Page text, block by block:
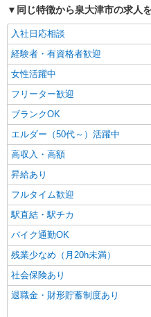
時給1550
派遣社員
株式会社kotrio /●OS-H2-2012153
泉大津駅｜
料住宅の介
時給
通費全支給(
泉大津市
キープ
同じ特徴から泉大津市の求人
入社日応相談
経験者・有資格者歓迎
女性活躍中
フリーター歓迎
ブランクOK
エルダー（50代～）活躍中
高収入・高額
昇給あり
フルタイム歓迎
駅直結・駅チカ
バイク通勤OK
残業少なめ（月20h未満）
社会保険あり
退職金・財形貯蓄制度あり